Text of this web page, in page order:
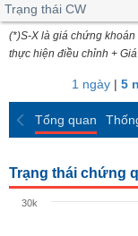
Tài
liệu
cổ
Top
cổ
phiếu
ngành
giao
dịch
giao
dịch
Bộ
lọc
cổ
So
sánh
Báo
cáo
Dịch
vụ
Trạng thái CW
(*)S-X là giá chứng
thực hiện điều chỉnh +
1 ngày| 5
Tổng quan
Trạng thái chứng
30k
HÀNG
KINH